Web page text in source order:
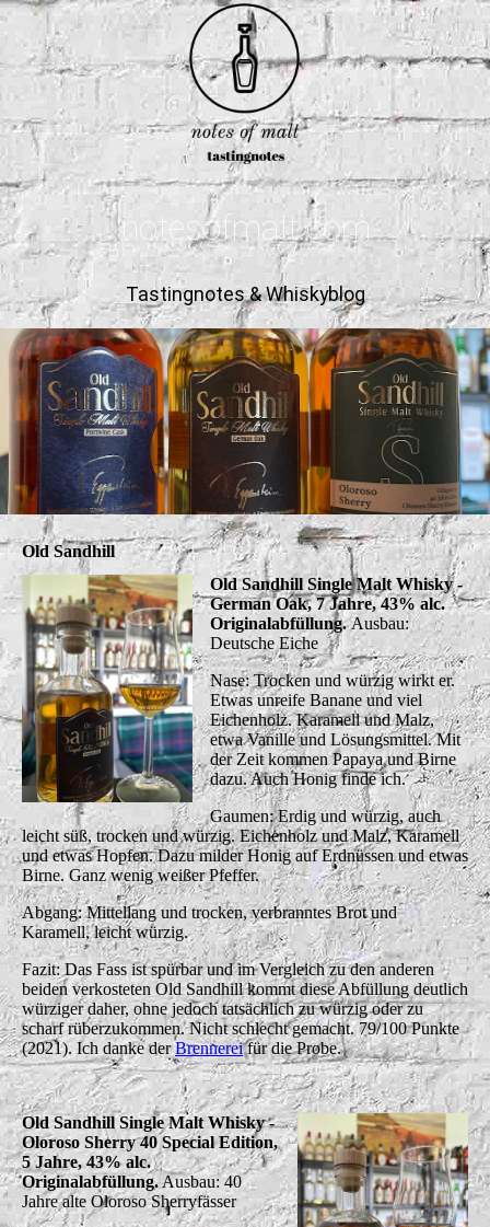
notesofmalt.com
Tastingnotes & Whiskyblog
Old Sandhill
Old Sandhill Single Malt Whisky -
German Oak, 7 Jahre, 43% alc.
Originalabfüllung.Ausbau:
Deutsche Eiche
Nase: Trocken und würzig wirkt er.
Etwas unreife Banane und viel
Eichenholz. Karamell und Malz,
etwa Vanille und Lösungsmittel. Mit
der Zeit kommen Papaya und Birne
dazu. Auch Honig finde ich.
Gaumen: Erdig und würzig, auch
leicht süß, trocken und würzig. Eichenholz und Malz, Karamell
und etwas Hopfen. Dazu milder Honig auf Erdnüssen und etwas
Birne. Ganz wenig weißer Pfeffer.
Abgang: Mittellang und trocken, verbranntes Brot und
Karamell, leicht würzig.
Fazit: Das Fass ist spürbar und im Vergleich zu den anderen
beiden verkosteten Old Sandhill kommt diese Abfüllung deutlich
würziger daher, ohne jedoch tatsächlich zu würzig oder zu
scharf rüberzukommen. Nicht schlecht gemacht. 79/100 Punkte
(2021). Ich danke derBrennereifür die Probe.
Old Sandhill Single Malt Whisky -
Oloroso Sherry 40 Special Edition,
5 Jahre, 43% alc.
Originalabfüllung.Ausbau: 40
Jahre alte Oloroso Sherryfässer